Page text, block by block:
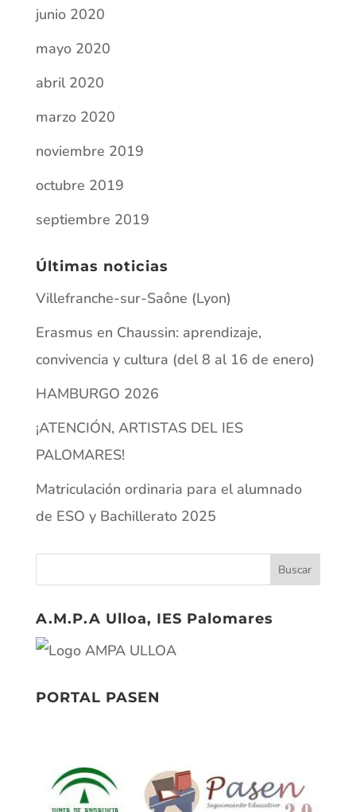
junio 2020
mayo 2020
abril 2020
marzo 2020
noviembre 2019
octubre 2019
septiembre 2019
Últimas noticias
Villefranche-sur-Saône (Lyon)
Erasmus en Chaussin: aprendizaje,
convivencia y cultura (del 8 al 16 de enero)
HAMBURGO 2026
¡ATENCIÓN, ARTISTAS DEL IES
PALOMARES!
Matriculación ordinaria para el alumnado
de ESO y Bachillerato 2025
A.M.P.A Ulloa, IES Palomares
PORTAL PASEN